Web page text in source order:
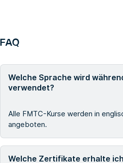
FAQ
Welche Sprache wird
verwendet?
Alle FMTC-Kurse werden in
angeboten.
Welche Zertifikate erhalte